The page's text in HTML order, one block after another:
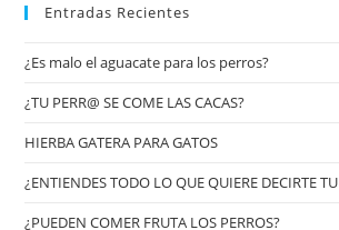
Entradas Recientes
¿Es malo el aguacate para los perros?
¿TU PERR@ SE COME LAS CACAS?
HIERBA GATERA PARA GATOS
¿ENTIENDES TODO LO QUE QUIERE DECIRTE
¿PUEDEN COMER FRUTA LOS PERROS?